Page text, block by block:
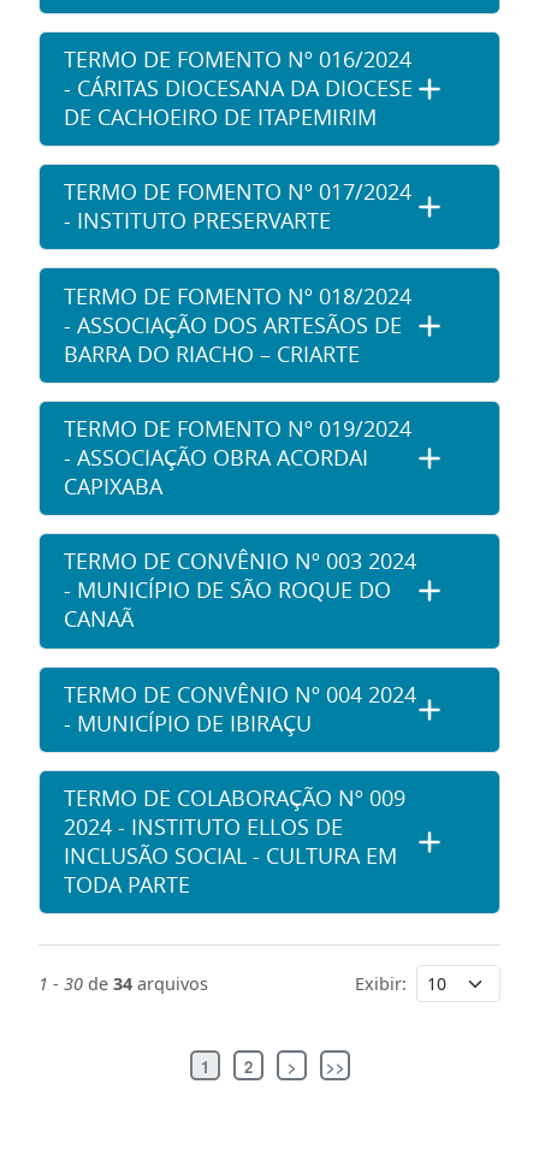
TERMO DE FOMENTO Nº 016/2024
- CÁRITAS DIOCESANA DA DIOCESE
DE CACHOEIRO DE ITAPEMIRIM
TERMO DE FOMENTO Nº 017/2024
- INSTITUTO PRESERVARTE
TERMO DE FOMENTO Nº 018/2024
- ASSOCIAÇÃO DOS ARTESÃOS DE
BARRA DO RIACHO – CRIARTE
TERMO DE FOMENTO Nº 019/2024
- ASSOCIAÇÃO OBRA ACORDAI
CAPIXABA
TERMO DE CONVÊNIO Nº 003 2024
- MUNICÍPIO DE SÃO ROQUE DO
CANAÃ
TERMO DE CONVÊNIO Nº 004 2024
- MUNICÍPIO DE IBIRAÇU
TERMO DE COLABORAÇÃO Nº 009
2024 - INSTITUTO ELLOS DE
INCLUSÃO SOCIAL - CULTURA EM
TODA PARTE
1 - 30 de 34 arquivos Exibir:
1 2 > >>